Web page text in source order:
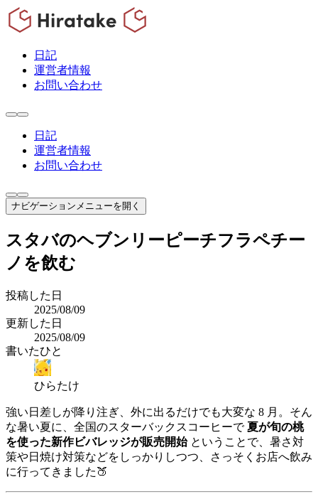
日記
運営者情報
お問い合わせ
日記
運営者情報
お問い合わせ
ナビゲーションメニューを開く
スタバのヘブンリーピーチフラペチー
ノを飲む
投稿した日
2025/08/09
更新した日
2025/08/09
書いたひと
ひらたけ
強い日差しが降り注ぎ、外に出るだけでも大変な 8 月。そん
な暑い夏に、全国のスターバックスコーヒーで夏が旬の桃
を使った新作ビバレッジが販売開始ということで、暑さ対
策や日焼け対策などをしっかりしつつ、さっそくお店へ飲み
に行ってきました🍑